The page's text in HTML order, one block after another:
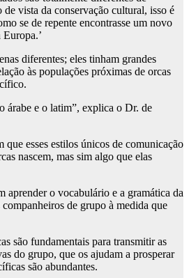
vista da conservação cultural, isso é
se de repente encontrasse um novo
diferentes; eles tinham grandes
às populações próximas de orcas
árabe e o latim”, explica o Dr. de
que esses estilos únicos de comunicação
nascem, mas sim algo que elas
aprender o vocabulário e a gramática da
de grupo à medida que
são fundamentais para transmitir as
do grupo, que os ajudam a prosperar
são abundantes.